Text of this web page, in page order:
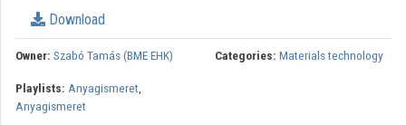
Organization playlists
Organizations
Contributors
Download
Owner: Szabó Tamás (BME EHK) Categories: Materials technology
Playlists: Anyagismeret,
Anyagismeret